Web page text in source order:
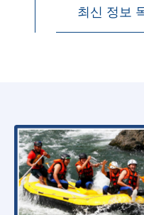
최신 정보